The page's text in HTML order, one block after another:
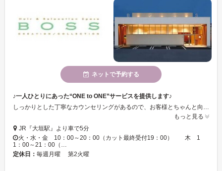
ネットで予約する
♪一人ひとりにあった“ONE to ONE”サービスを提供します♪
しっかりとした丁寧なカウンセリングがあるので、お客様とちゃんと向き合います！お家でのお手入れやスタイリング、悩みに合わせた乾かし方まで経験豊富なスタッフがアドバイスするので安心☆！毎日のスタイリングが楽しくなること間違いなし！
もっと見る
JR『大垣駅』より車で5分
火・水・金 10：00～20：00（カット最終受付19：00） 木 1
1：00～21：00（…
定休日： 毎週月曜 第2火曜